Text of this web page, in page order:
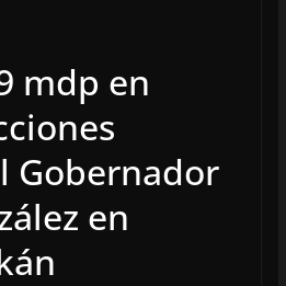
mdp en
Gobernador
en